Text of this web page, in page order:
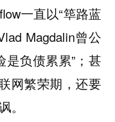
一直以“筚路蓝
Magdalin曾公
是负债累累”；甚
网繁荣期，还要
。